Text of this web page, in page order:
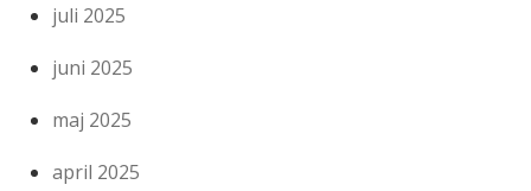
juli 2025
juni 2025
maj 2025
april 2025